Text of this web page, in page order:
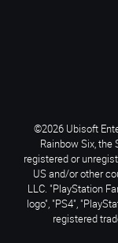
©2026 Ubisoft
Rainbow Six, the
registered or
US and/or other
LLC. "PlayStation
logo", "PS4",
registered